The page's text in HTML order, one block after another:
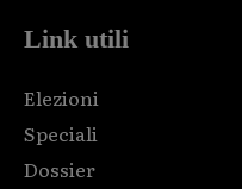
Link utili
Elezioni
Speciali
Dossier